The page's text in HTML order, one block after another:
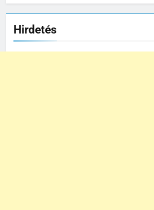
Hirdetés